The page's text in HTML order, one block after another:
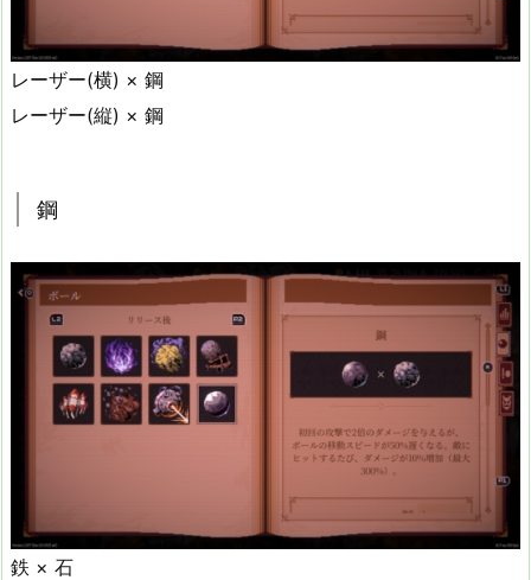
レーザー(横) × 鋼
レーザー(縦) × 鋼
鋼
鉄 × 石